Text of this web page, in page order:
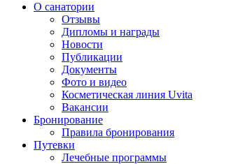
О санатории
Отзывы
Дипломы и награды
Новости
Публикации
Документы
Фото и видео
Косметическая линия Uvita
Вакансии
Бронирование
Правила бронирования
Путевки
Лечебные программы